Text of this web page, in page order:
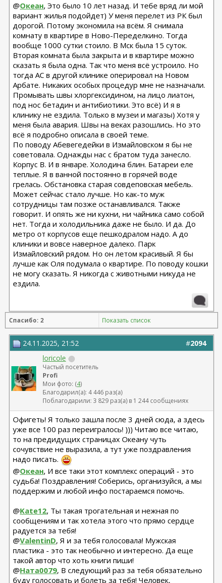
@Океан, Это было 10 лет назад. И тебе вряд ли мой
вариант жилья подойдет) У меня перелет из РК был
дорогой. Потому экономила на всём. Я снимала
комнату в квартире в Ново-Переделкино. Тогда
вообще 1000 сутки стоило. В Мск была 15 суток.
Вторая комната была закрыта и в квартире можно
сказать я была одна. Так что меня всё устроило. Но
тогда АС в другой клинике оперировал на Новом
Арбате. Никаких особых процедур мне не назначали.
Промывать швы хлоргексидином, на лицо лиатон,
под нос бетадин и антибиотики. Это всё) И я в
клинику не ездила. Только в музеи и магазы) Хотя у
меня была авария. Швы на веках разошлись. Но это
всё я подробно описала в своей теме.
По поводу Абевегедейки в Измайловском я бы не
советовала. Однажды нас с братом туда занесло.
Корпус В. И в январе. Холодина блин. Батареи еле
теплые. Я в ванной постоянно в горячей воде
грелась. Обстановка старая совдеповская мебель.
Может сейчас стало лучше. Но как-то муж
сотрудницы там позже останавливался. Также
говорит. И опять же ни кухни, ни чайника само собой
нет. Тогда и холодильника даже не было. И да. До
метро от корпусов еще пешкодралом надо. А до
клиники и вовсе наверное далеко. Парк
Измайловский рядом. Но он летом красивый. Я бы
лучше как Оля подумала о квартире. По поводу кошки
не могу сказать. Я никогда с животными никуда не
ездила.
Спасибо: 2 Показать список
#2094
24.11.2025, 21:52
loricole
Частый посетитель
Profi
Мои фото: (4)
Благодарил(а): 4 446 раз(а)
Поблагодарили: 3 829 раз(а) в 1 244 сообщениях
Офигеть! Я только зашла после 3 дней сюда, а здесь
уже все 100 раз переигралось! ))) Читаю все читаю,
то на предидущих страницах Океану чуть
сочувствие не выразила, а тут уже поздравления
надо писать.
@Океан, И все таки этот комплекс операций - это
судьба! Поздравления! Соберись, организуйся, а мы
поддержим и любой инфо постараемся помочь.
@Kate12, Ты такая трогательная и нежная по
сообщениям и так хотела этого что прямо сердце
радуется за тебя!
@ValentinD, Я и за тебя голосовала! Мужская
пластика - это так необычно и интересно. Да еще
такой автор что хоть книги пиши!
@Ната0079, В следующий раз за тебя обязательно
буду голосовать и болеть за тебя! Человек,